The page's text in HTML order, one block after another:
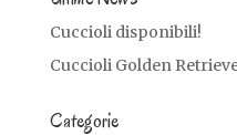
Cuccioli disponibili!
Cuccioli Golden
Categorie